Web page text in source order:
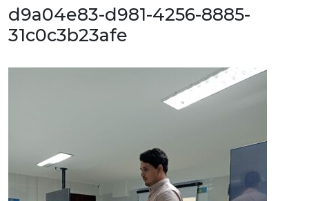
d9a04e83-d981-4256-8885-
31c0c3b23afe